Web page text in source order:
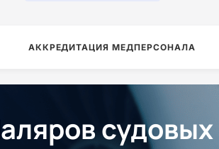
АККРЕДИТАЦИЯ МЕДПЕРСОНАЛА